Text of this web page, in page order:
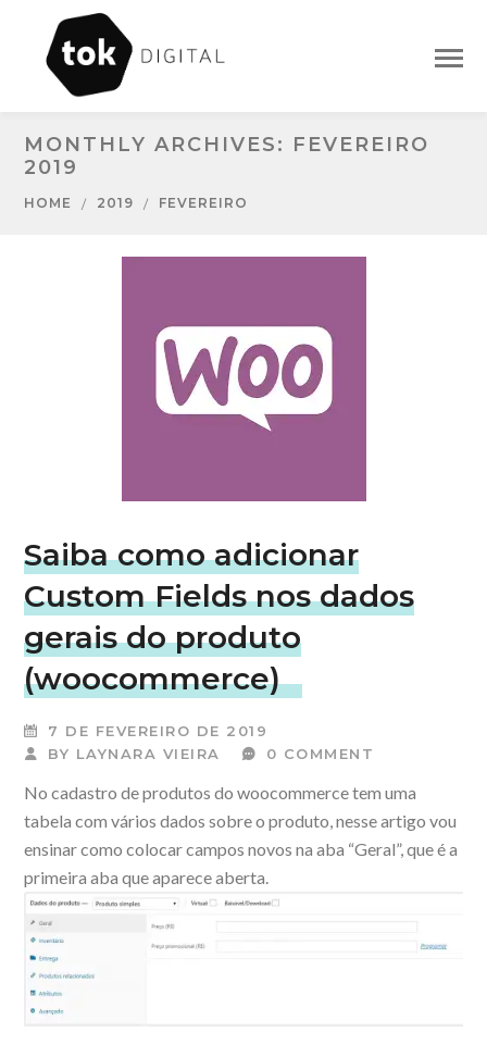
MONTHLY ARCHIVES: FEVEREIRO
2019
HOME 2019 FEVEREIRO
Saiba como adicionar
Custom Fields nos dados
gerais do produto
(woocommerce)
7 DE FEVEREIRO DE 2019
BY LAYNARA VIEIRA 0 COMMENT
No cadastro de produtos do woocommerce tem uma
tabela com vários dados sobre o produto, nesse artigo vou
ensinar como colocar campos novos na aba “Geral”, que é a
primeira aba que aparece aberta.